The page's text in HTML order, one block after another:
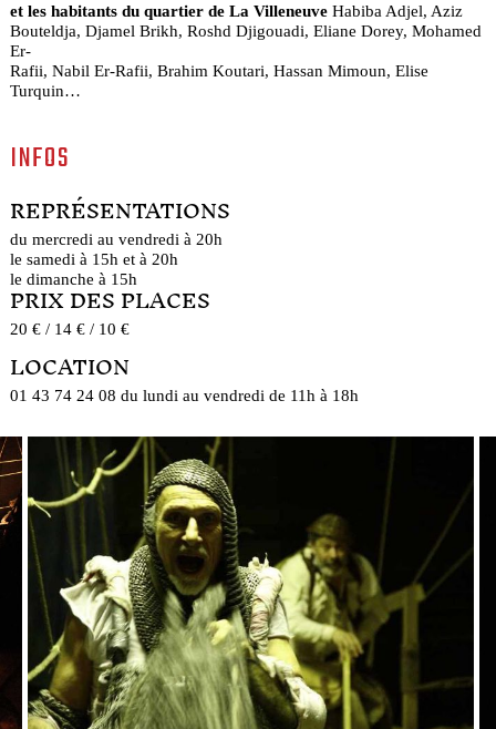
et les habitants du quartier de La Villeneuve Habiba Adjel, Aziz
Bouteldja, Djamel Brikh, Roshd Djigouadi, Eliane Dorey, Mohamed
Er-
Rafii, Nabil Er-Rafii, Brahim Koutari, Hassan Mimoun, Elise
Turquin…
INFOS
REPRÉSENTATIONS
du mercredi au vendredi à 20h
le samedi à 15h et à 20h
le dimanche à 15h
PRIX DES PLACES
20 € / 14 € / 10 €
LOCATION
01 43 74 24 08 du lundi au vendredi de 11h à 18h